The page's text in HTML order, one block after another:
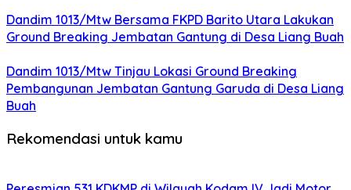
Dandim 1013/Mtw Bersama FKPD Barito Utara Lakukan
Ground Breaking Jembatan Gantung di Desa Liang Buah
Dandim 1013/Mtw Tinjau Lokasi Ground Breaking
Pembangunan Jembatan Gantung Garuda di Desa Liang
Buah
Rekomendasi untuk kamu